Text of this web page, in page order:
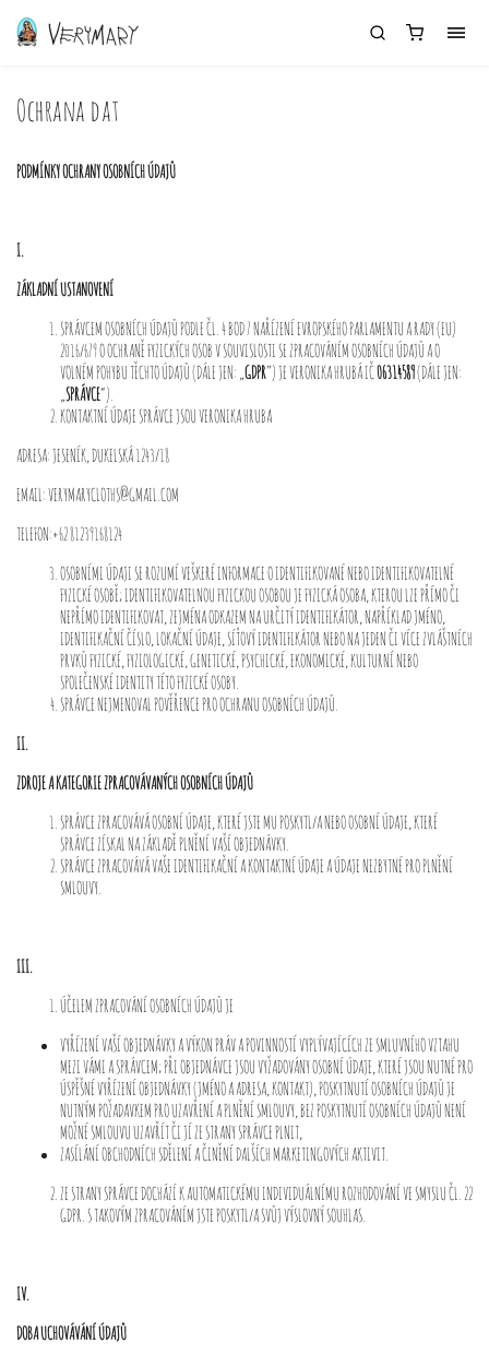
Ochrana dat
PODMÍNKY OCHRANY OSOBNÍCH ÚDAJŮ
I.
ZÁKLADNÍ USTANOVENÍ
SPRÁVCEM OSOBNÍCH ÚDAJŮ PODLE ČL. 4 BOD 7 NAŘÍZENÍ EVROPSKÉHO PARLAMENTU A RADY (EU)
2016/679 O OCHRANĚ FYZICKÝCH OSOB V SOUVISLOSTI SE ZPRACOVÁNÍM OSOBNÍCH ÚDAJŮ A O
VOLNÉM POHYBU TĚCHTO ÚDAJŮ (DÁLE JEN: „GDPR”) JE VERONIKA HRUBÁ IČ06314589(DÁLE JEN:
„SPRÁVCE“).
KONTAKTNÍ ÚDAJE SPRÁVCE JSOU VERONIKA HRUBA
ADRESA: JESENÍK, DUKELSKÁ 1243/18
EMAIL: VERYMARYCLOTHS@GMAIL.COM
TELEFON:+62 81239168124
OSOBNÍMI ÚDAJI SE ROZUMÍ VEŠKERÉ INFORMACE O IDENTIFIKOVANÉ NEBO IDENTIFIKOVATELNÉ
FYZICKÉ OSOBĚ; IDENTIFIKOVATELNOU FYZICKOU OSOBOU JE FYZICKÁ OSOBA, KTEROU LZE PŘÍMO ČI
NEPŘÍMO IDENTIFIKOVAT, ZEJMÉNA ODKAZEM NA URČITÝ IDENTIFIKÁTOR, NAPŘÍKLAD JMÉNO,
IDENTIFIKAČNÍ ČÍSLO, LOKAČNÍ ÚDAJE, SÍŤOVÝ IDENTIFIKÁTOR NEBO NA JEDEN ČI VÍCE ZVLÁŠTNÍCH
PRVKŮ FYZICKÉ, FYZIOLOGICKÉ, GENETICKÉ, PSYCHICKÉ, EKONOMICKÉ, KULTURNÍ NEBO
SPOLEČENSKÉ IDENTITY TÉTO FYZICKÉ OSOBY.
SPRÁVCE NEJMENOVAL POVĚŘENCE PRO OCHRANU OSOBNÍCH ÚDAJŮ.
II.
ZDROJE A KATEGORIE ZPRACOVÁVANÝCH OSOBNÍCH ÚDAJŮ
SPRÁVCE ZPRACOVÁVÁ OSOBNÍ ÚDAJE, KTERÉ JSTE MU POSKYTL/A NEBO OSOBNÍ ÚDAJE, KTERÉ
SPRÁVCE ZÍSKAL NA ZÁKLADĚ PLNĚNÍ VAŠÍ OBJEDNÁVKY.
SPRÁVCE ZPRACOVÁVÁ VAŠE IDENTIFIKAČNÍ A KONTAKTNÍ ÚDAJE A ÚDAJE NEZBYTNÉ PRO PLNĚNÍ
SMLOUVY.
III.
ÚČELEM ZPRACOVÁNÍ OSOBNÍCH ÚDAJŮ JE
VYŘÍZENÍ VAŠÍ OBJEDNÁVKY A VÝKON PRÁV A POVINNOSTÍ VYPLÝVAJÍCÍCH ZE SMLUVNÍHO VZTAHU
MEZI VÁMI A SPRÁVCEM; PŘI OBJEDNÁVCE JSOU VYŽADOVÁNY OSOBNÍ ÚDAJE, KTERÉ JSOU NUTNÉ PRO
ÚSPĚŠNÉ VYŘÍZENÍ OBJEDNÁVKY (JMÉNO A ADRESA, KONTAKT), POSKYTNUTÍ OSOBNÍCH ÚDAJŮ JE
NUTNÝM POŽADAVKEM PRO UZAVŘENÍ A PLNĚNÍ SMLOUVY, BEZ POSKYTNUTÍ OSOBNÍCH ÚDAJŮ NENÍ
MOŽNÉ SMLOUVU UZAVŘÍT ČI JÍ ZE STRANY SPRÁVCE PLNIT,
ZASÍLÁNÍ OBCHODNÍCH SDĚLENÍ A ČINĚNÍ DALŠÍCH MARKETINGOVÝCH AKTIVIT.
ZE STRANY SPRÁVCE DOCHÁZÍ K AUTOMATICKÉMU INDIVIDUÁLNÍMU ROZHODOVÁNÍ VE SMYSLU ČL. 22
GDPR. S TAKOVÝM ZPRACOVÁNÍM JSTE POSKYTL/A SVŮJ VÝSLOVNÝ SOUHLAS.
IV.
DOBA UCHOVÁVÁNÍ ÚDAJŮ